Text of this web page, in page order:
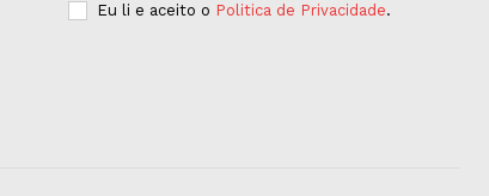
Eu li e aceito o Politica de Privacidade.